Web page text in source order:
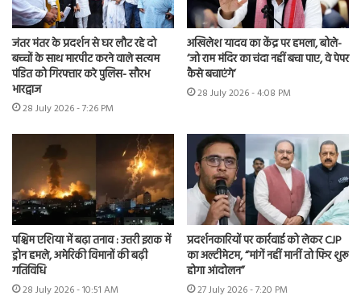
जंतर मंतर के प्रदर्शन से घर लौट रहे दो
बच्चों के साथ मारपीट करने वाले सत्यम
पंडित को गिरफ्तार करे पुलिस- सौरभ
भारद्वाज
28 July 2026 - 7:26 PM
अखिलेश यादव का केंद्र पर हमला, बोले-
‘जो राम मंदिर का चंदा नहीं बचा पाए, वे पेपर
कैसे बचाएंगे’
28 July 2026 - 4:08 PM
पश्चिम एशिया में बढ़ा तनाव : उत्तरी इराक में
ड्रोन हमले, अमेरिकी विमानों की बढ़ी
गतिविधि
28 July 2026 - 10:51 AM
प्रदर्शनकारियों पर कार्रवाई को लेकर CJP
का अल्टीमेटम, “मांगें नहीं मानीं तो फिर शुरू
होगा आंदोलन”
27 July 2026 - 7:20 PM